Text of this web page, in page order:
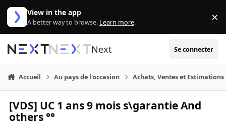
Aller au contenu
View in the app
A better way to browse. Learn more. ×
Next Se connecter
Accueil Au pays de l'occasion Achats, Ventes et Estimations
[VDS] UC 1 ans 9 mois s\garantie And
others °°